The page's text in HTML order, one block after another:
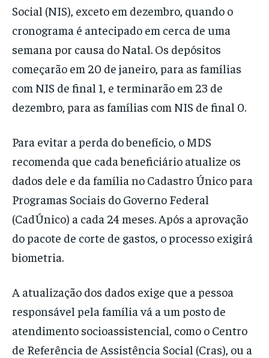
Social (NIS), exceto em dezembro, quando o
cronograma é antecipado em cerca de uma
semana por causa do Natal. Os depósitos
começarão em 20 de janeiro, para as famílias
com NIS de final 1, e terminarão em 23 de
dezembro, para as famílias com NIS de final 0.
Para evitar a perda do benefício, o MDS
recomenda que cada beneficiário atualize os
dados dele e da família no Cadastro Único para
Programas Sociais do Governo Federal
(CadÚnico) a cada 24 meses. Após a aprovação
do pacote de corte de gastos, o processo exigirá
biometria.
A atualização dos dados exige que a pessoa
responsável pela família vá a um posto de
atendimento socioassistencial, como o Centro
de Referência de Assistência Social (Cras), ou a